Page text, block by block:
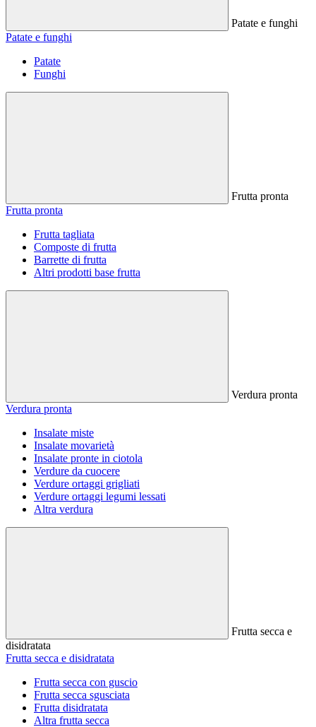
Patate e funghi
Patate e funghi
Patate
Funghi
Frutta pronta
Frutta pronta
Frutta tagliata
Composte di frutta
Barrette di frutta
Altri prodotti base frutta
Verdura pronta
Verdura pronta
Insalate miste
Insalate movarietà
Insalate pronte in ciotola
Verdure da cuocere
Verdure ortaggi grigliati
Verdure ortaggi legumi lessati
Altra verdura
Frutta secca e
disidratata
Frutta secca e disidratata
Frutta secca con guscio
Frutta secca sgusciata
Frutta disidratata
Altra frutta secca